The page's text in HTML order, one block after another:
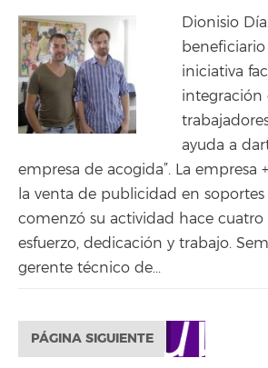
Dionisio
beneficiario
iniciativa
integración
ayuda a
empresa de acogida”. La empresa
la venta de publicidad en soportes
comenzó su actividad hace cuatro
esfuerzo, dedicación y trabajo.
gerente técnico de...
PÁGINA SIGUIENTE